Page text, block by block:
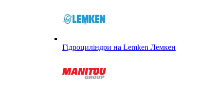
Гідроциліндри на Lemken Лемкен